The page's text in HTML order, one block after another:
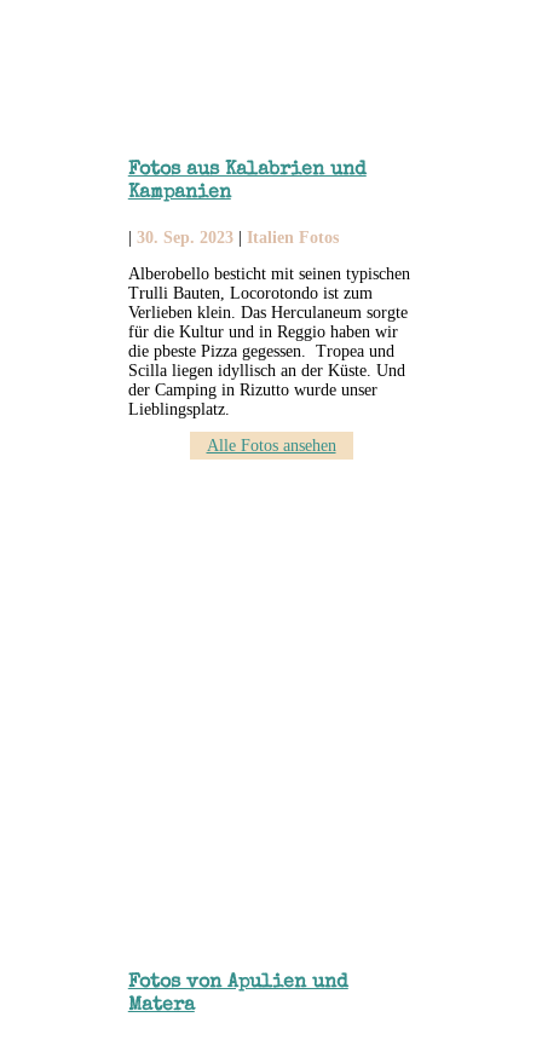
Fotos aus Kalabrien und
Kampanien
30. Sep. 2023
Italien Fotos
Alberobello besticht mit seinen typischen
Trulli Bauten, Locorotondo ist zum
Verlieben klein. Das Herculaneum sorgte
für die Kultur und in Reggio haben wir
die pbeste Pizza gegessen. Tropea und
Scilla liegen idyllisch an der Küste. Und
der Camping in Rizutto wurde unser
Lieblingsplatz.
Alle Fotos ansehen
Fotos von Apulien und
Matera